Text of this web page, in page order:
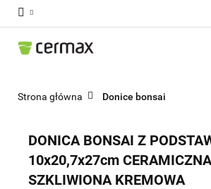
Strona główna Donice bonsai
DONICA BONSAI Z
10x20,7x27cm CERAMICZNA
SZKLIWIONA KREMOWA